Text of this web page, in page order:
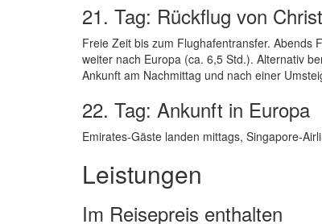
21. Tag: Rückflug von
Freie Zeit bis zum Flughafentransfer. Abends
weiter nach Europa (ca. 6,5 Std.). Alternativ
Ankunft am Nachmittag und nach einer
22. Tag: Ankunft in Europa
Emirates-Gäste landen mittags, Singapore-
Leistungen
Im Reisepreis enthalten